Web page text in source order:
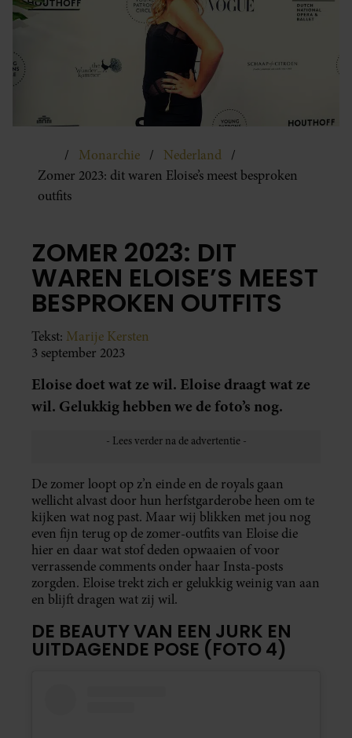
Monarchie
Nederland
Zomer 2023: dit waren Eloise’s meest besproken
outfits
ZOMER 2023: DIT
WAREN ELOISE’S MEEST
BESPROKEN OUTFITS
Tekst: Marije Kersten
3 september 2023
Eloise doet wat ze wil. Eloise draagt wat ze
wil. Gelukkig hebben we de foto’s nog.
De zomer loopt op z’n einde en de royals gaan
wellicht alvast door hun herfstgarderobe heen om te
kijken wat nog past. Maar wij blikken met jou nog
even fijn terug op de zomer-outfits van Eloise die
hier en daar wat stof deden opwaaien of voor
verrassende comments onder haar Insta-posts
zorgden. Eloise trekt zich er gelukkig weinig van aan
en blijft dragen wat zij wil.
DE BEAUTY VAN EEN JURK EN
UITDAGENDE POSE (FOTO 4)